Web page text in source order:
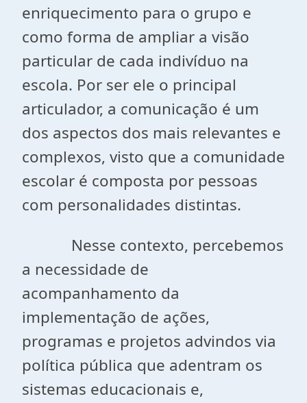
enriquecimento para o grupo e
como forma de ampliar a visão
particular de cada indivíduo na
escola. Por ser ele o principal
articulador, a comunicação é um
dos aspectos dos mais relevantes e
complexos, visto que a comunidade
escolar é composta por pessoas
com personalidades distintas.
Nesse contexto, percebemos
a necessidade de
acompanhamento da
implementação de ações,
programas e projetos advindos via
política pública que adentram os
sistemas educacionais e,